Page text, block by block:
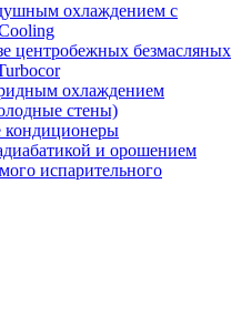
охлаждением с
центробежных безмасляных
охлаждением
стены)
и орошением
испарительного